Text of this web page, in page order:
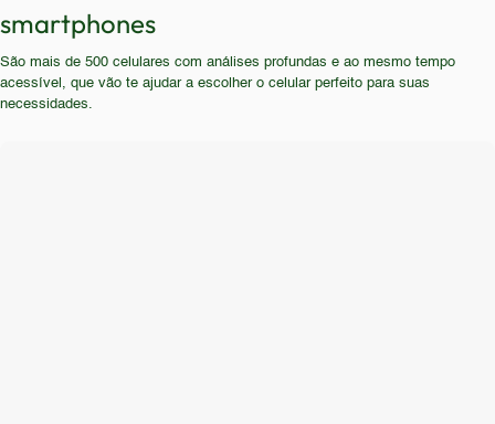
e redes sociais.
pesados, jogam games com gráficos avançados ou
necessitam de um smartphone para uso
profissional devem procurar alternativas mais
modernas e com especificações superiores.
smartphones
São mais de 500 celulares com análises profundas e ao mesmo tempo
acessível, que vão te ajudar a escolher o celular perfeito para suas
necessidades.